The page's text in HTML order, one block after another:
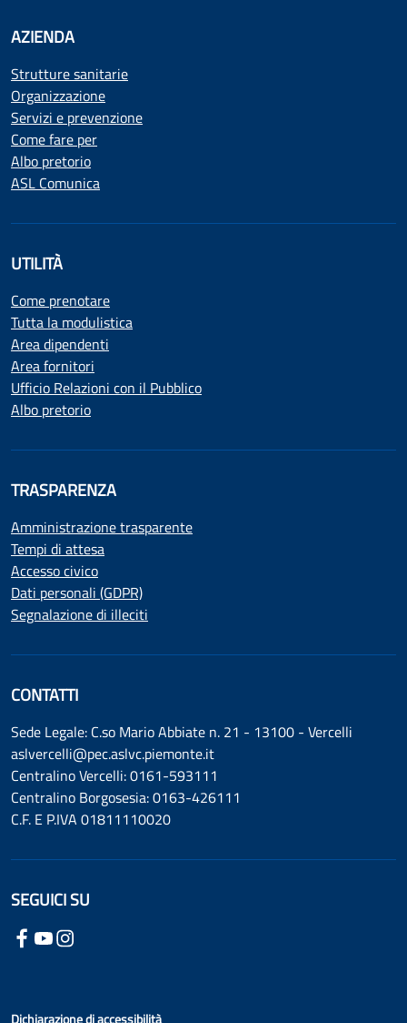
AZIENDA
Strutture sanitarie
Organizzazione
Servizi e prevenzione
Come fare per
Albo pretorio
ASL Comunica
UTILITÀ
Come prenotare
Tutta la modulistica
Area dipendenti
Area fornitori
Ufficio Relazioni con il Pubblico
Albo pretorio
TRASPARENZA
Amministrazione trasparente
Tempi di attesa
Accesso civico
Dati personali (GDPR)
Segnalazione di illeciti
CONTATTI
Sede Legale: C.so Mario Abbiate n. 21 - 13100 - Vercelli
aslvercelli@pec.aslvc.piemonte.it
Centralino Vercelli: 0161-593111
Centralino Borgosesia: 0163-426111
C.F. E P.IVA 01811110020
SEGUICI SU
Dichiarazione di accessibilità